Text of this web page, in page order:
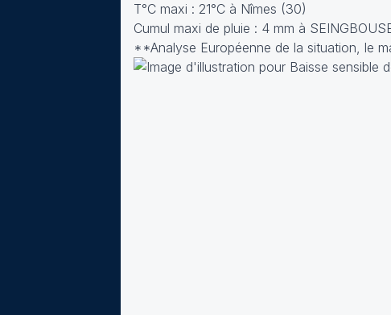
T°C maxi : 21°C à Nîmes (30)
Cumul maxi de pluie : 4 mm à
**Analyse Européenne de la situation, le